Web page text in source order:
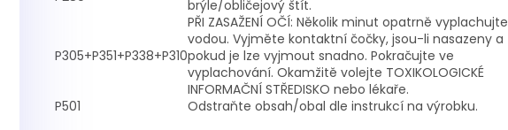
brýle/obličejový štít.
P305+P351+P338+P310
PŘI ZASAŽENÍ OČÍ: Několik minut opatrně vyplachujte
vodou. Vyjměte kontaktní čočky, jsou-li nasazeny a
pokud je lze vyjmout snadno. Pokračujte ve
vyplachování. Okamžitě volejte TOXIKOLOGICKÉ
INFORMAČNÍ STŘEDISKO nebo lékaře.
P501
Odstraňte obsah/obal dle instrukcí na výrobku.